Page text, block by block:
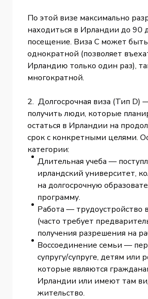
По этой визе максимально
находиться в Ирландии до 90
посещение. Виза C может
однократной (позволяет
Ирландию только один раз),
многократной.
2. Долгосрочная виза (Тип D)
получить люди, которые
остаться в Ирландии на
срок с конкретными целями.
категории:
Длительная учеба —
ирландский университет,
на долгосрочную
программу.
Работа — трудоустройство
(часто требует
получения разрешения на
Воссоединение семьи —
супругу/супруге, детям или
которые являются
Ирландии или имеют там
жительство.